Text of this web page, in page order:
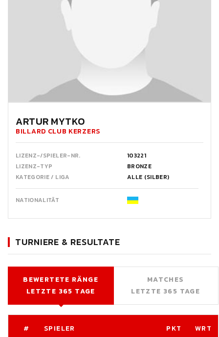
ARTUR MYTKO
BILLARD CLUB KERZERS
LIZENZ-/SPIELER-NR.
103221
LIZENZ-TYP
BRONZE
KATEGORIE / LIGA
ALLE (SILBER)
NATIONALITÄT
TURNIERE & RESULTATE
BEWERTETE RÄNGE
LETZTE 365 TAGE
MATCHES
LETZTE 365 TAGE
# SPIELER PKT WRT